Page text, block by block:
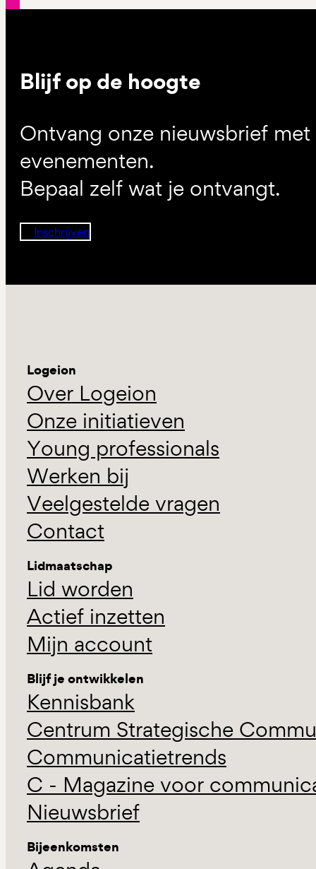
Blijf op de hoogte
Ontvang onze nieuwsbrief
evenementen.
Bepaal zelf wat je ontvangt.
Inschrijven
Logeion
Over Logeion
Onze initiatieven
Young professionals
Werken bij
Veelgestelde vragen
Contact
Lidmaatschap
Lid worden
Actief inzetten
Mijn account
Blijf je ontwikkelen
Kennisbank
Centrum Strategische
Communicatietrends
C - Magazine voor
Nieuwsbrief
Bijeenkomsten